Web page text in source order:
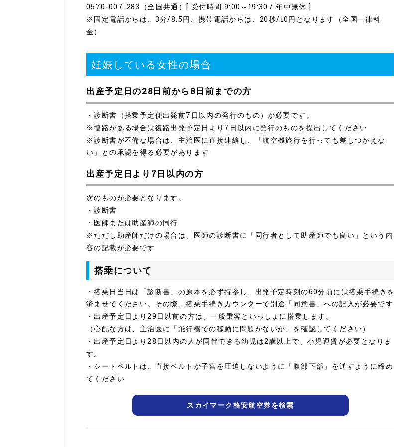
0570-007-283（全国共通）[ 受付時間 9:00～19:30 / 年中無休 ]
※固定電話からは、3分/8.5円、携帯電話からは、20秒/10円となります（全国一律料
金）
妊娠している女性の場合
出産予定日の28日前から8日前までの方
・診断書（搭乗予定便出発前7日以内の発行のもの）が必要です。
※復路がある場合は復路出発予定日より7日以内に発行のものを提出してください
※診断書が不備な場合は、主治医に直接連絡し、「航空機旅行を行っても差しつかえな
い」との承認を得る必要があります
出産予定日より7日以内の方
次のものが必要となります。
・診断書
・医師または助産師の同行
※ただし助産師だけの場合は、医師の診断書に「同行者として助産師でも良い」という内
容の記載が必要です
搭乗について
・搭乗日当日は「診断書」の原本を必ず持参し、出発予定時刻の60分前には搭乗手続きを
済ませてください。その際、搭乗手続きカウンターで別途「同意書」への記入が必要です
・出産予定日より29日以前の方は、一般乗客といっしょに搭乗します。
（心配な方は、主治医に「飛行機での移動に問題がないか」を確認してください）
・出産予定日より28日以内の人が同伴できる幼児は2歳以上で、小児運賃が必要となりま
す。
・シートベルトは、直接ベルトが子宮を圧迫しないように「腹部下部」を通すように締め
てください
スカイマーク格安航空券を検索